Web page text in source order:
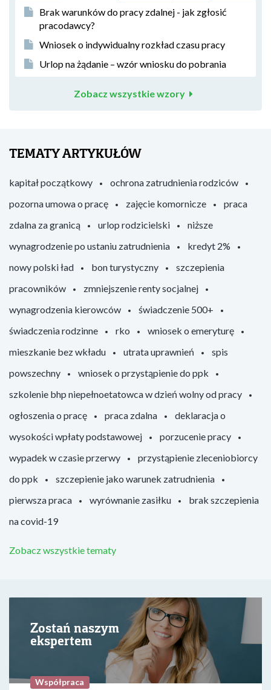
Brak warunków do pracy zdalnej - jak zgłosić
pracodawcy?
Wniosek o indywidualny rozkład czasu pracy
Urlop na żądanie – wzór wniosku do pobrania
Zobacz wszystkie wzory
TEMATY ARTYKUŁÓW
kapitał początkowy
ochrona zatrudnienia rodziców
pozorna umowa o pracę
zajęcie komornicze
praca
zdalna za granicą
urlop rodzicielski
niższe
wynagrodzenie po ustaniu zatrudnienia
kredyt 2%
nowy polski ład
bon turystyczny
szczepienia
pracowników
zmniejszenie renty socjalnej
wynagrodzenia kierowców
świadczenie 500+
świadczenia rodzinne
rko
wniosek o emeryturę
mieszkanie bez wkładu
utrata uprawnień
spis
powszechny
wniosek o przystąpienie do ppk
szkolenie bhp niepełnoetatowca w dzień wolny od pracy
ogłoszenia o pracę
praca zdalna
deklaracja o
wysokości wpłaty podstawowej
porzucenie pracy
wypadek w czasie przerwy
przystąpienie zleceniobiorcy
do ppk
szczepienie jako warunek zatrudnienia
pierwsza praca
wyrównanie zasiłku
brak szczepienia
na covid-19
Zobacz wszystkie tematy
Zostań naszym
ekspertem
Współpraca